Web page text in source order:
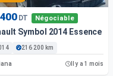
DT Négociable
Symbol 2014 Essence
216 200 km
Il y a 1 mois